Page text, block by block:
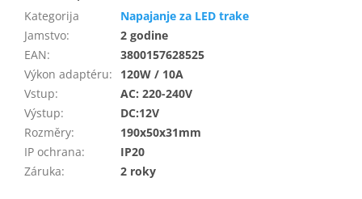
Napajanje za LED trake
Jamstvo:
2 godine
EAN:
3800157628525
Výkon adaptéru:
120W / 10A
Vstup:
AC: 220-240V
Výstup:
DC:12V
Rozměry:
190x50x31mm
IP ochrana:
IP20
Záruka: 2 roky